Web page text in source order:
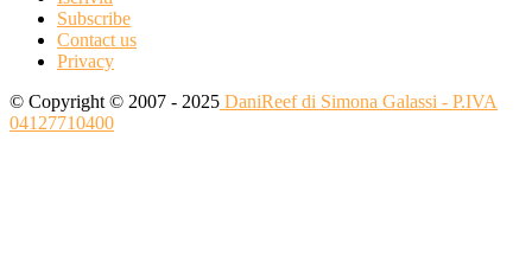
Subscribe
Contact us
Privacy
© Copyright © 2007 - 2025 DaniReef di Simona Galassi - P.IVA
04127710400